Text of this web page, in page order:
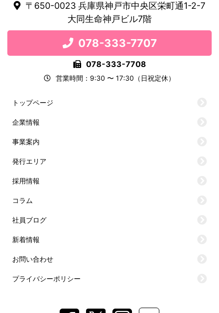
〒650-0023 兵庫県神戸市中央区栄町通1-2-7
大同生命神戸ビル7階
078-333-7707
078-333-7708
営業時間：9:30 〜 17:30（日祝定休）
トップページ
企業情報
事業案内
発行エリア
採用情報
コラム
社員ブログ
新着情報
お問い合わせ
プライバシーポリシー